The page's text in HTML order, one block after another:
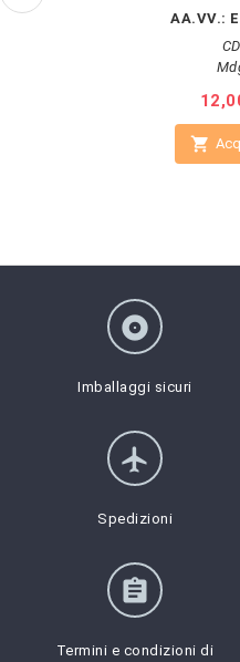
AA.VV.:
CD

album
Imballaggi sicuri
flight
Spedizioni
assignment
Termini e condizioni di